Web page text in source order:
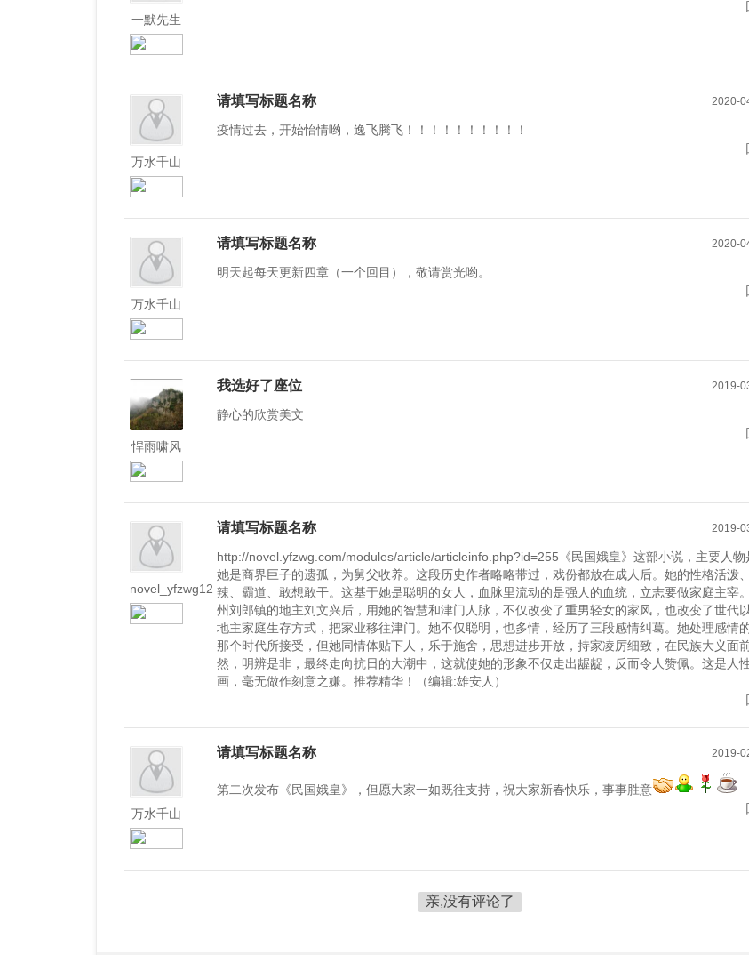
一默先生
万水千山
请填写标题名称 2020-
疫情过去，开始怡情哟，逸飞腾飞！！！！！！！！！！
万水千山
请填写标题名称 2020-
明天起每天更新四章（一个回目），敬请赏光哟。
悍雨啸风
我选好了座位 2019-
静心的欣赏美文
novel_yfzwg12
请填写标题名称 2019-
http://novel.yfzwg.com/modules/article/articleinfo.php?id=255《民国娥皇》这部小说，主要人物
她是商界巨子的遗孤，为舅父收养。这段历史作者略略带过，戏份都放在成人后。她的性格活泼
辣、霸道、敢想敢干。这基于她是聪明的女人，血脉里流动的是强人的血统，立志要做家庭主宰
州刘郎镇的地主刘文兴后，用她的智慧和津门人脉，不仅改变了重男轻女的家风，也改变了世代
地主家庭生存方式，把家业移往津门。她不仅聪明，也多情，经历了三段感情纠葛。她处理感情
那个时代所接受，但她同情体贴下人，乐于施舍，思想进步开放，持家凌厉细致，在民族大义面
然，明辨是非，最终走向抗日的大潮中，这就使她的形象不仅走出龌龊，反而令人赞佩。这是人
画，毫无做作刻意之嫌。推荐精华！（编辑:雄安人）
万水千山
请填写标题名称 2019-
第二次发布《民国娥皇》，但愿大家一如既往支持，祝大家新春快乐，事事胜意
亲,没有评论了